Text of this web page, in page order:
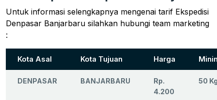
Untuk informasi selengkapnya mengenai tarif Ekspedisi
Denpasar Banjarbaru silahkan hubungi team marketing
:
Kota Asal Kota Tujuan Harga
DENPASAR BANJARBARU
Rp.
4.200
50